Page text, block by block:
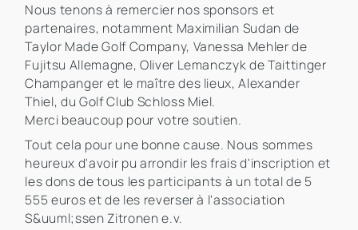
Nous tenons à remercier nos sponsors et
partenaires, notamment Maximilian Sudan de
Taylor Made Golf Company, Vanessa Mehler de
Fujitsu Allemagne, Oliver Lemanczyk de Taittinger
Champanger et le maître des lieux, Alexander
Thiel, du Golf Club Schloss Miel.
Merci beaucoup pour votre soutien.
Tout cela pour une bonne cause. Nous sommes
heureux d'avoir pu arrondir les frais d'inscription et
les dons de tous les participants à un total de 5
555 euros et de les reverser à l'association
S&uuml;ssen Zitronen e.v.